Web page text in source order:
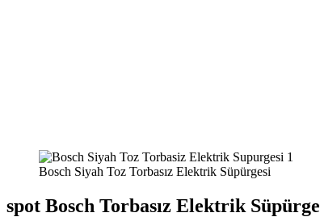
Bosch Siyah Toz Torbasız Elektrik Süpürgesi
spot Bosch Torbasız Elektrik